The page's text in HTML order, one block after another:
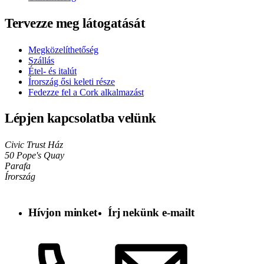
Tervezze meg látogatását
Megközelíthetőség
Szállás
Étel- és italút
Írország ősi keleti része
Fedezze fel a Cork alkalmazást
Lépjen kapcsolatba velünk
Civic Trust Ház
50 Pope's Quay
Parafa
Írország
Hívjon minket Írj nekünk e-mailt